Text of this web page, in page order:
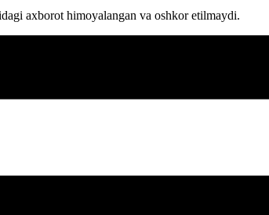
axborot himoyalangan va oshkor etilmaydi.